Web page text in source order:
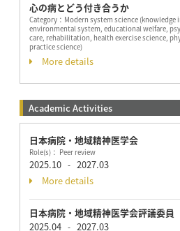
心の病とどう付き合うか
Category： Modern system science
environmental system, educational welfare,
care, rehabilitation, health exercise science,
practice science)
More details
Academic Activities
日本病院・地域精神医学会
Role(s)： Peer review
2025.10 - 2027.03
More details
日本病院・地域精神医学会評議委員
2025.04 - 2027.03